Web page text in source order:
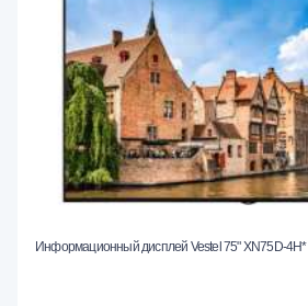
Информационный дисплей Vestel 75" XN75D-4H*